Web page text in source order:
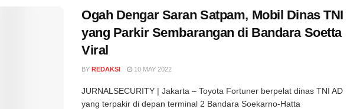
Ogah Dengar Saran Satpam, Mobil Dinas TNI
yang Parkir Sembarangan di Bandara Soetta
Viral
BY REDAKSI 10 MAY 2022
JURNALSECURITY | Jakarta – Toyota Fortuner berpelat dinas TNI AD
yang terpakir di depan terminal 2 Bandara Soekarno-Hatta